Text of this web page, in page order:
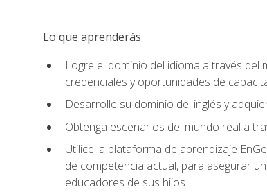
Lo que aprenderás
Logre el dominio del idioma a través
credenciales y oportunidades de
Desarrolle su dominio del inglés y
Obtenga escenarios del mundo real a
Utilice la plataforma de aprendizaje
de competencia actual, para asegurar
educadores de sus hijos